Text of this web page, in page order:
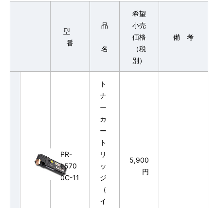
型
番
品
名
希望
小売
価格
（税
別）
備 考
PR-
L570
0C-11
ト
ナ
ー
カ
ー
ト
リ
ッ
ジ
（
イ
5,900
円